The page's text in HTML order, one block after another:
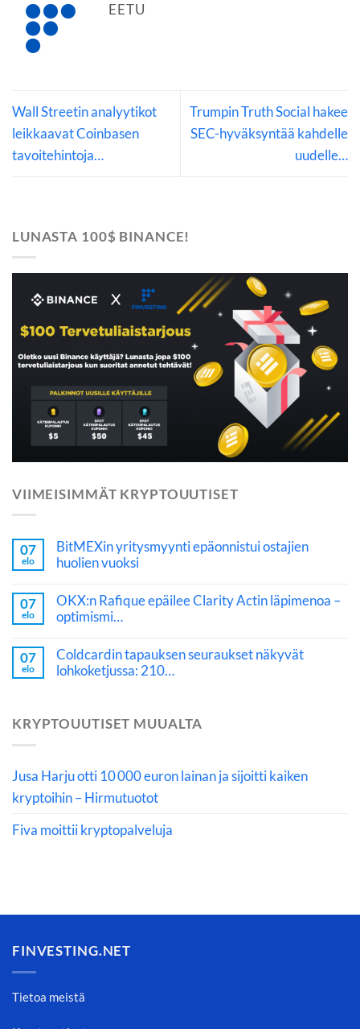
EETU
Wall Streetin analyytikot
leikkaavat Coinbasen
tavoitehintoja…
Trumpin Truth Social hakee
SEC-hyväksyntää kahdelle
uudelle…
LUNASTA 100$ BINANCE!
VIIMEISIMMÄT KRYPTOUUTISET
07
elo
BitMEXin yritysmyynti epäonnistui ostajien
huolien vuoksi
07
elo
OKX:n Rafique epäilee Clarity Actin läpimenoa –
optimismi…
07
elo
Coldcardin tapauksen seuraukset näkyvät
lohkoketjussa: 210…
KRYPTOUUTISET MUUALTA
Jusa Harju otti 10 000 euron lainan ja sijoitti kaiken
kryptoihin – Hirmutuotot
Fiva moittii kryptopalveluja
FINVESTING.NET
Tietoa meistä